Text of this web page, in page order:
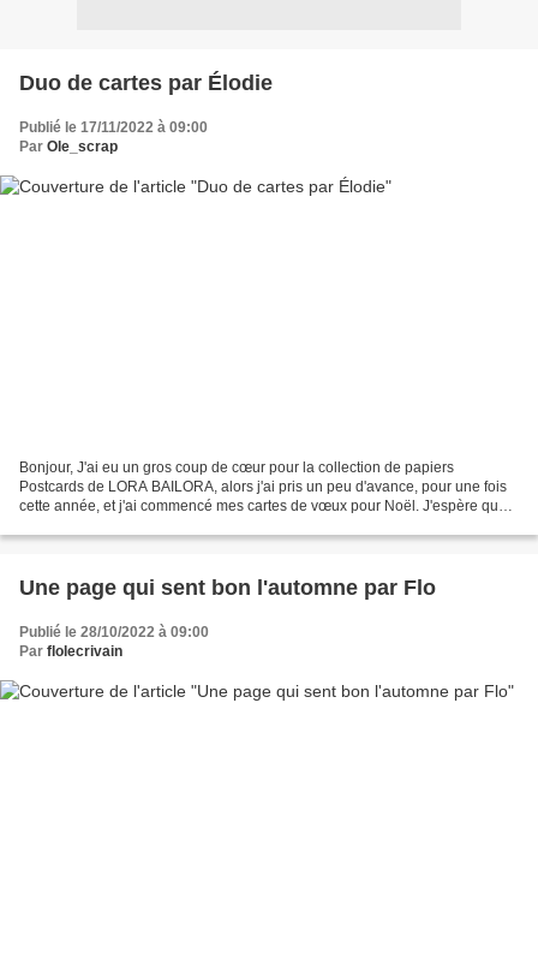
Duo de cartes par Élodie
Publié le 17/11/2022 à 09:00
Par Ole_scrap
Bonjour, J'ai eu un gros coup de cœur pour la collection de papiers
Postcards de LORA BAILORA, alors j'ai pris un peu d'avance, pour une fois
cette année, et j'ai commencé mes cartes de vœux pour Noël. J'espère que
Une page qui sent bon l'automne par Flo
Publié le 28/10/2022 à 09:00
Par flolecrivain